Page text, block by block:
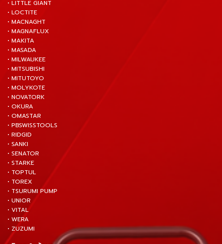
• LITTLE GIANT
• LOCTITE
• MACNAGHT
• MAGNAFLUX
• MAKITA
• MASADA
• MILWAUKEE
• MITSUBISHI
• MITUTOYO
• MOLYKOTE
• NOVATORK
• OKURA
• OMASTAR
• PBSWISSTOOLS
• RIDGID
• SANKI
• SENATOR
• STARKE
• TOPTUL
• TOREX
• TSURUMI PUMP
• UNIOR
• VITAL
• WERA
• ZUZUMI